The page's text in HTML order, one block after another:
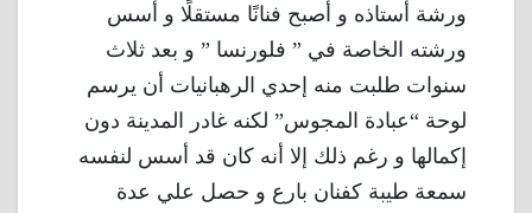
ورشة أستاذه و أصبح فنانًا مستقلًا و أسس
ورشته الخاصة في ” فلورنسا ” و بعد ثلاث
سنوات طلبت منه إحدي الرهبانيات أن يرسم
لوحة “عبادة المجوس” لكنه غادر المدينة دون
إكمالها و رغم ذلك إلا أنه كان قد أسس لنفسه
سمعة طيبة كفنان بارع و حصل علي عدة